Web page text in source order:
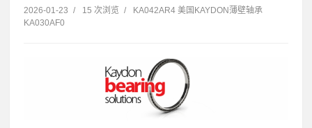
2026-01-23 / 15 次浏览 /
KA042AR4 美国KAYDON薄壁轴承
KA030AF0